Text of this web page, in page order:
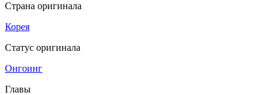
Страна оригинала
Корея
Статус оригинала
Онгоинг
Главы